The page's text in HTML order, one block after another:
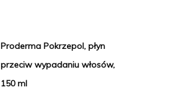
Proderma Pokrzepol, płyn
przeciw wypadaniu włosów,
150 ml